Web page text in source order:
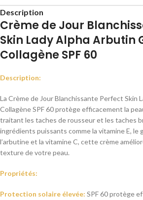
Description
Crème de Jour
Skin Lady Alpha Arbutin
Collagène SPF 60
Description:
La Crème de Jour Blanchissante Perfect Skin
Collagène SPF 60 protège efficacement la
traitant les taches de rousseur et les taches
ingrédients puissants comme la vitamine E, le
l’arbutine et la vitamine C, cette crème
texture de votre peau.
Propriétés:
Protection solaire élevée: SPF 60 protège